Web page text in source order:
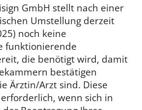
GmbH stellt nach einer
Umstellung derzeit
noch keine
funktionierende
die benötigt wird, damit
bestätigen
Ärztin/Arzt sind. Diese
wenn sich in